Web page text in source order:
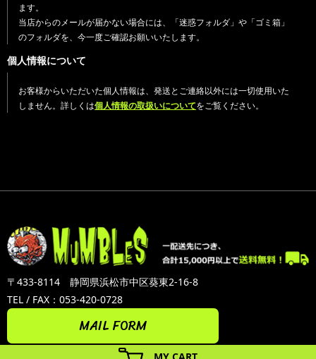
ます。
当店からのメールが届かない場合には、「迷惑フォルダ」や「ゴミ箱」
のフォルダを、今一度ご確認お願いいたします。
個人情報について
お客様からいただいた個人情報は、発送とご連絡以外には一切使用いた
しません。詳しくは個人情報の取扱いについてをご覧ください。
〒433-8114 静岡県浜松市中区葵東2-16-8
TEL / FAX：053-420-0728
MAIL FORM